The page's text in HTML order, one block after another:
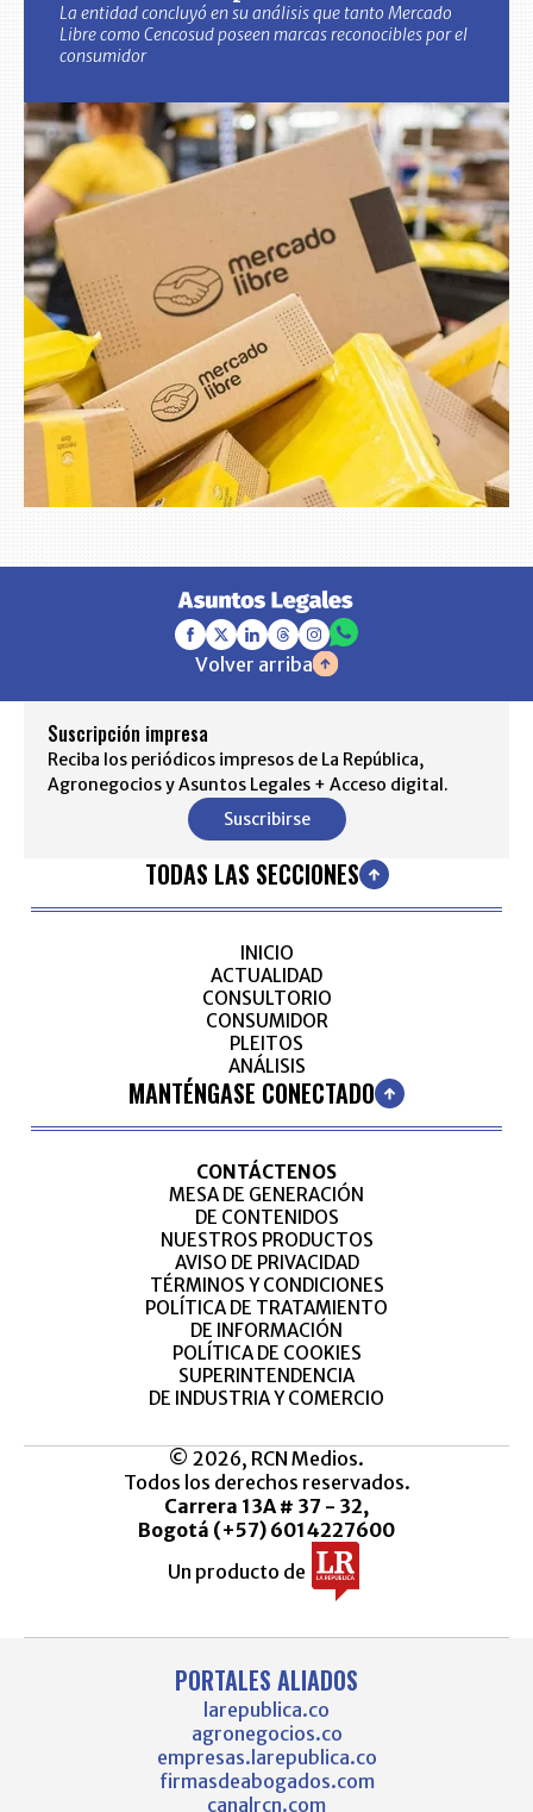
La entidad concluyó en su análisis que tanto Mercado
Libre como Cencosud poseen marcas reconocibles por el
consumidor
Volver arriba
Suscripción impresa
Reciba los periódicos impresos de La República,
Agronegocios y Asuntos Legales + Acceso digital.
Suscribirse
TODAS LAS SECCIONES
INICIO
ACTUALIDAD
CONSULTORIO
CONSUMIDOR
PLEITOS
ANÁLISIS
MANTÉNGASE CONECTADO
CONTÁCTENOS
MESA DE GENERACIÓN
DE CONTENIDOS
NUESTROS PRODUCTOS
AVISO DE PRIVACIDAD
TÉRMINOS Y CONDICIONES
POLÍTICA DE TRATAMIENTO
DE INFORMACIÓN
POLÍTICA DE COOKIES
SUPERINTENDENCIA
DE INDUSTRIA Y COMERCIO
© 2026, RCN Medios.
Todos los derechos reservados.
Carrera 13A # 37 - 32,
Bogotá (+57) 6014227600
Un producto de
PORTALES ALIADOS
larepublica.co
agronegocios.co
empresas.larepublica.co
firmasdeabogados.com
canalrcn.com